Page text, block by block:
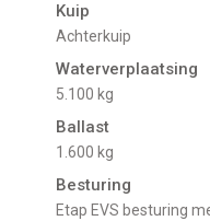
Kuip
Achterkuip
Waterverplaatsing
5.100 kg
Ballast
1.600 kg
Besturing
Etap EVS besturing